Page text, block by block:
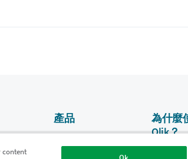
產品
為什麼
Qlik？
為什麼
content